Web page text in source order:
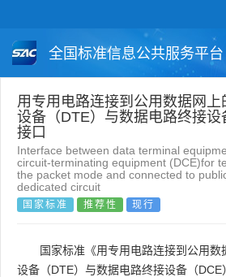
全国标准信息公共服务平台
国家标准 行业标准
团体标准
国外标准 技术委员会
用专用电路连接到公用数据网
设备（DTE）与数据电路终接
接口
Interface between data terminal
circuit-terminating equipment (DCE)for
the packet mode and connected to
dedicated circuit
国家标准 推荐性 现行
国家标准《用专用电路连接到公用
设备（DTE）与数据电路终接设备（DCE